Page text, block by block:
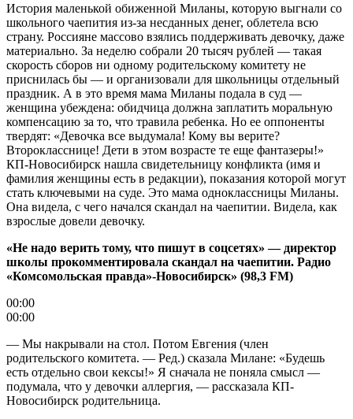
История маленькой обиженной Миланы, которую выгнали со
школьного чаепития из-за несданных денег, облетела всю
страну. Россияне массово взялись поддерживать девочку, даже
материально. За неделю собрали 20 тысяч рублей — такая
скорость сборов ни одному родительскому комитету не
приснилась бы — и организовали для школьницы отдельный
праздник. А в это время мама Миланы подала в суд —
женщина убеждена: обидчица должна заплатить моральную
компенсацию за то, что травила ребенка. Но ее оппоненты
твердят: «Девочка все выдумала! Кому вы верите?
Второкласснице! Дети в этом возрасте те еще фантазеры!»
КП-Новосибирск нашла свидетельницу конфликта (имя и
фамилия женщины есть в редакции), показания которой могут
стать ключевыми на суде. Это мама одноклассницы Миланы.
Она видела, с чего начался скандал на чаепитии. Видела, как
взрослые довели девочку.
«Не надо верить тому, что пишут в соцсетях» — директор
школы прокомментировала скандал на чаепитии. Радио
«Комсомольская правда»-Новосибирск» (98,3 FM)
00:00
00:00
— Мы накрывали на стол. Потом Евгения (член
родительского комитета. — Ред.) сказала Милане: «Будешь
есть отдельно свои кексы!» Я сначала не поняла смысл —
подумала, что у девочки аллергия, — рассказала КП-
Новосибирск родительница.